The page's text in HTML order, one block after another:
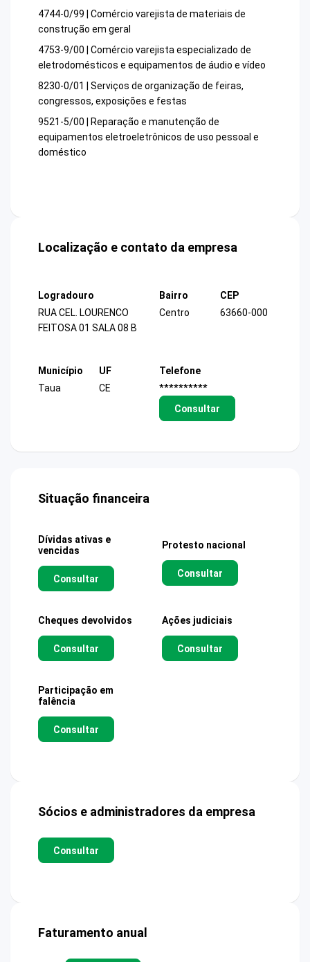
4744-0/99 | Comércio varejista de materiais de
construção em geral
4753-9/00 | Comércio varejista especializado de
eletrodomésticos e equipamentos de áudio e vídeo
8230-0/01 | Serviços de organização de feiras,
congressos, exposições e festas
9521-5/00 | Reparação e manutenção de
equipamentos eletroeletrônicos de uso pessoal e
doméstico
Localização e contato da empresa
Logradouro
RUA CEL. LOURENCO
FEITOSA 01 SALA 08 B
Bairro
Centro
CEP
63660-000
Município
Taua
UF
CE
Telefone
**********
Consultar
Situação financeira
Dívidas ativas e
vencidas
Consultar
Protesto nacional
Consultar
Cheques devolvidos
Consultar
Ações judiciais
Consultar
Participação em
falência
Consultar
Sócios e administradores da empresa
Consultar
Faturamento anual